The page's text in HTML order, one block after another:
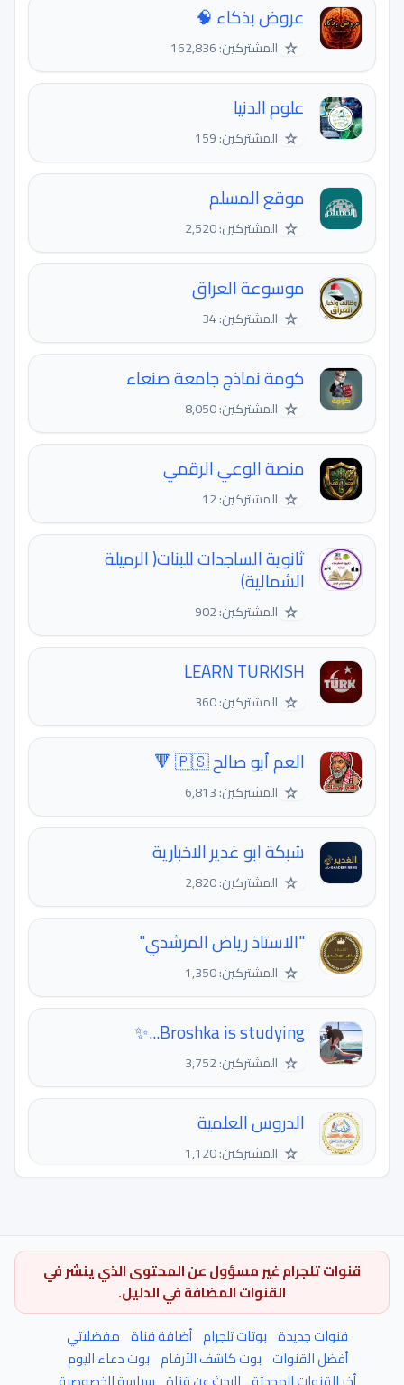
عروض بذكاء 🧠
☆ المشتركين: 162,836
علوم الدنيا
☆ المشتركين: 159
موقع المسلم
☆ المشتركين: 2,520
موسوعة العراق
☆ المشتركين: 34
كومة نماذج جامعة صنعاء
☆ المشتركين: 8,050
منصة الوعي الرقمي
☆ المشتركين: 12
ثانوية الساجدات للبنات( الرميلة
الشمالية)
☆ المشتركين: 902
LEARN TURKISH
☆ المشتركين: 360
العم أبو صالح 🇵🇸 🔻
☆ المشتركين: 6,813
شبكة ابو غدير الاخبارية
☆ المشتركين: 2,820
"الاستاذ رياض المرشدي"
☆ المشتركين: 1,350
Broshka is studying...✨
☆ المشتركين: 3,752
الدروس العلمية
☆ المشتركين: 1,120
قنوات تلجرام غير مسؤول عن المحتوى الذي ينشر في
القنوات المضافة في الدليل.
قنوات جديدة بوتات تلجرام أضافة قناة مفضلاتي
أفضل القنوات بوت كاشف الأرقام بوت دعاء اليوم